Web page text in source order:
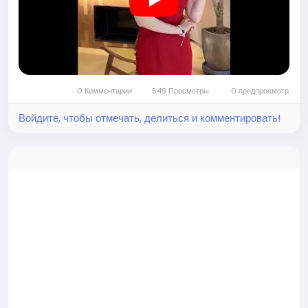
🎉 Вартість купона: $48.31
⚠️ Знижки можуть відрізнятися, будь ласка, дивіться сто
0 Комментарии 549 Просмотры 0 предпросмотр
Войдите, чтобы отмечать, делиться и комментировать!